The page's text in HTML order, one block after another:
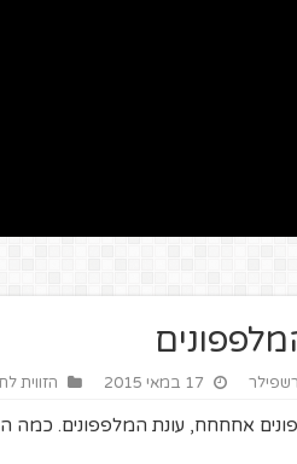
17 במאי 2015 הזווית
אחחחח, עונת המלפפונים. כמה